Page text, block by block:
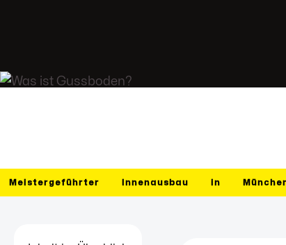
Meistergeführter Innenausbau in